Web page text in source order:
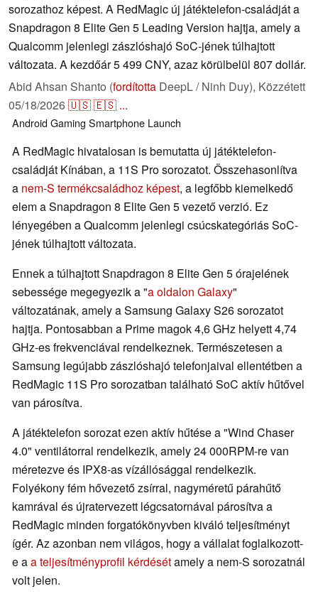
sorozathoz képest. A RedMagic új játéktelefon-családját a
Snapdragon 8 Elite Gen 5 Leading Version hajtja, amely a
Qualcomm jelenlegi zászlóshajó SoC-jének túlhajtott
változata. A kezdőár 5 499 CNY, azaz körülbelül 807 dollár.
Abid Ahsan Shanto (fordította DeepL / Ninh Duy), Közzétett
05/18/2026🇺🇸🇪🇸 ...
AndroidGaming Smartphone Launch
A RedMagic hivatalosan is bemutatta új játéktelefon-
családját Kínában, a 11S Pro sorozatot. Összehasonlítva
a nem-S termékcsaládhoz képest, a legfőbb kiemelkedő
elem a Snapdragon 8 Elite Gen 5 vezető verzió. Ez
lényegében a Qualcomm jelenlegi csúcskategóriás SoC-
jének túlhajtott változata.
Ennek a túlhajtott Snapdragon 8 Elite Gen 5 órajelének
sebessége megegyezik a "a oldalon Galaxy"
változatának, amely a Samsung Galaxy S26 sorozatot
hajtja. Pontosabban a Prime magok 4,6 GHz helyett 4,74
GHz-es frekvenciával rendelkeznek. Természetesen a
Samsung legújabb zászlóshajó telefonjaival ellentétben a
RedMagic 11S Pro sorozatban található SoC aktív hűtővel
van párosítva.
A játéktelefon sorozat ezen aktív hűtése a "Wind Chaser
4.0" ventilátorral rendelkezik, amely 24 000RPM-re van
méretezve és IPX8-as vízállósággal rendelkezik.
Folyékony fém hővezető zsírral, nagyméretű párahűtő
kamrával és újratervezett légcsatornával párosítva a
RedMagic minden forgatókönyvben kiváló teljesítményt
ígér. Az azonban nem világos, hogy a vállalat foglalkozott-
e aa teljesítményprofil kérdésétamely a nem-S sorozatnál
volt jelen.